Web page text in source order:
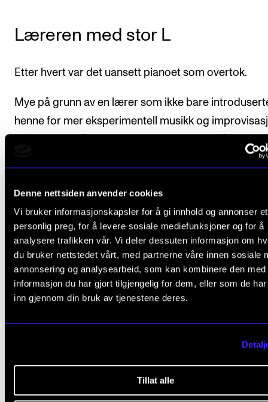
Denne nettsiden anvender cookies
Vi bruker informasjonskapsler for å gi innhold og annonser et
personlig preg, for å levere sosiale mediefunksjoner og for å
analysere trafikken vår. Vi deler dessuten informasjon om
du bruker nettstedet vårt, med partnerne våre innen sosiale
annonsering og analysearbeid, som kan kombinere den med
informasjon du har gjort tilgjengelig for dem, eller som de
inn gjennom din bruk av tjenestene deres.
Tillat alle
Læreren med stor L
Etter hvert var det uansett pianoet som overtok.
Mye på grunn av en lærer som ikke bare
henne for mer eksperimentell musikk og
Einar Røttingen, nå professor ved Universitetet i
– Han var ganske ung, så han kom litt nærmere, for
hadde hatt lærere som var en del eldre. Og så var
å høre på når han spilte sjøl, for han var så rå,
Ellen.
– Det var litt nytt, at det gikk an å være musiker.
familie har drevet med det profesjonelt på noe vis.
I tillegg til nye impulser fra læreren oppdaget Ellen
musikk sammen med storesøster Ingrid. Hun som
(muligens) hadde smurt syltetøy på tangentene i